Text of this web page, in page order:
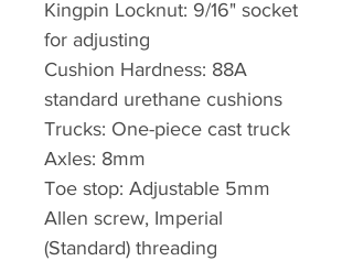
Kingpin Locknut: 9/16" socket
for adjusting
Cushion Hardness: 88A
standard urethane cushions
Trucks: One-piece cast truck
Axles: 8mm
Toe stop: Adjustable 5mm
Allen screw, Imperial
(Standard) threading